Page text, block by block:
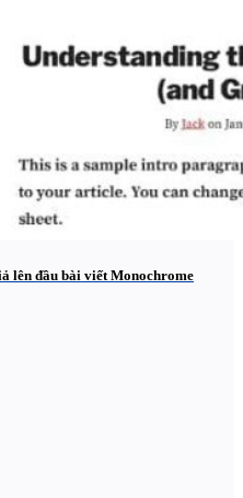
lên đầu bài viết Monochrome